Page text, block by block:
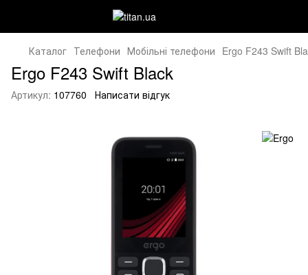
Каталог Телефони Мобільні телефони Ergo F243 Swift
Ergo F243 Swift Black
Артикул: 107760 Написати відгук